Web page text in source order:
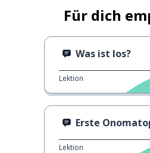
Für dich
Was ist los?
Lektion
Erste
Lektion